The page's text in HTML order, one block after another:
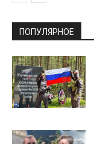
ПОПУЛЯРНОЕ